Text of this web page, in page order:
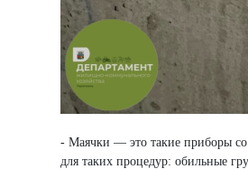
- Маячки — это такие приборы со
для таких процедур: обильные